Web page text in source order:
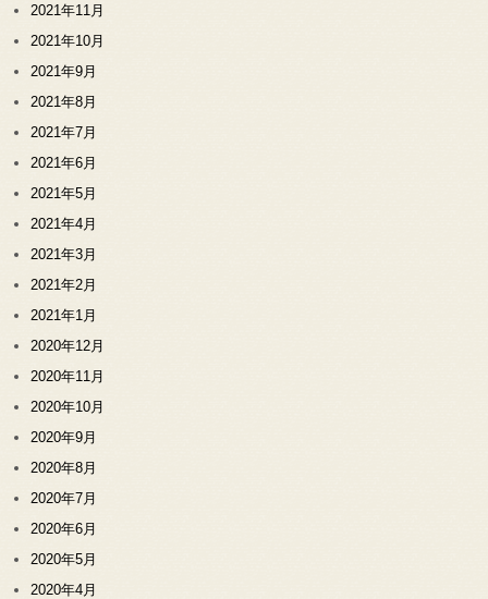
2021年11月
2021年10月
2021年9月
2021年8月
2021年7月
2021年6月
2021年5月
2021年4月
2021年3月
2021年2月
2021年1月
2020年12月
2020年11月
2020年10月
2020年9月
2020年8月
2020年7月
2020年6月
2020年5月
2020年4月